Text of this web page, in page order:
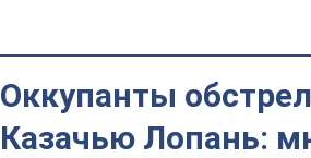
Оккупанты
Казачью Лопань: